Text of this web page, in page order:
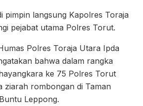
pimpin langsung Kapolres Toraja
pejabat utama Polres Torut.
Polres Toraja Utara Ipda
bahwa dalam rangka
ke 75 Polres Torut
ziarah rombongan di Taman
Leppong.